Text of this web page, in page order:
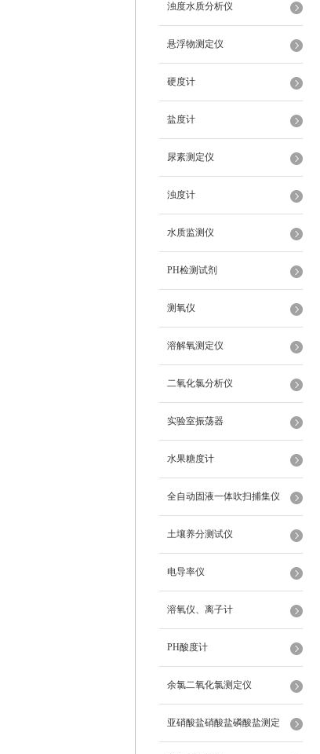
浊度水质分析仪
悬浮物测定仪
硬度计
盐度计
尿素测定仪
浊度计
水质监测仪
PH检测试剂
测氧仪
溶解氧测定仪
二氧化氯分析仪
实验室振荡器
水果糖度计
全自动固液一体吹扫捕集仪
土壤养分测试仪
电导率仪
溶氧仪、离子计
PH酸度计
余氯二氧化氯测定仪
亚硝酸盐硝酸盐磷酸盐测定